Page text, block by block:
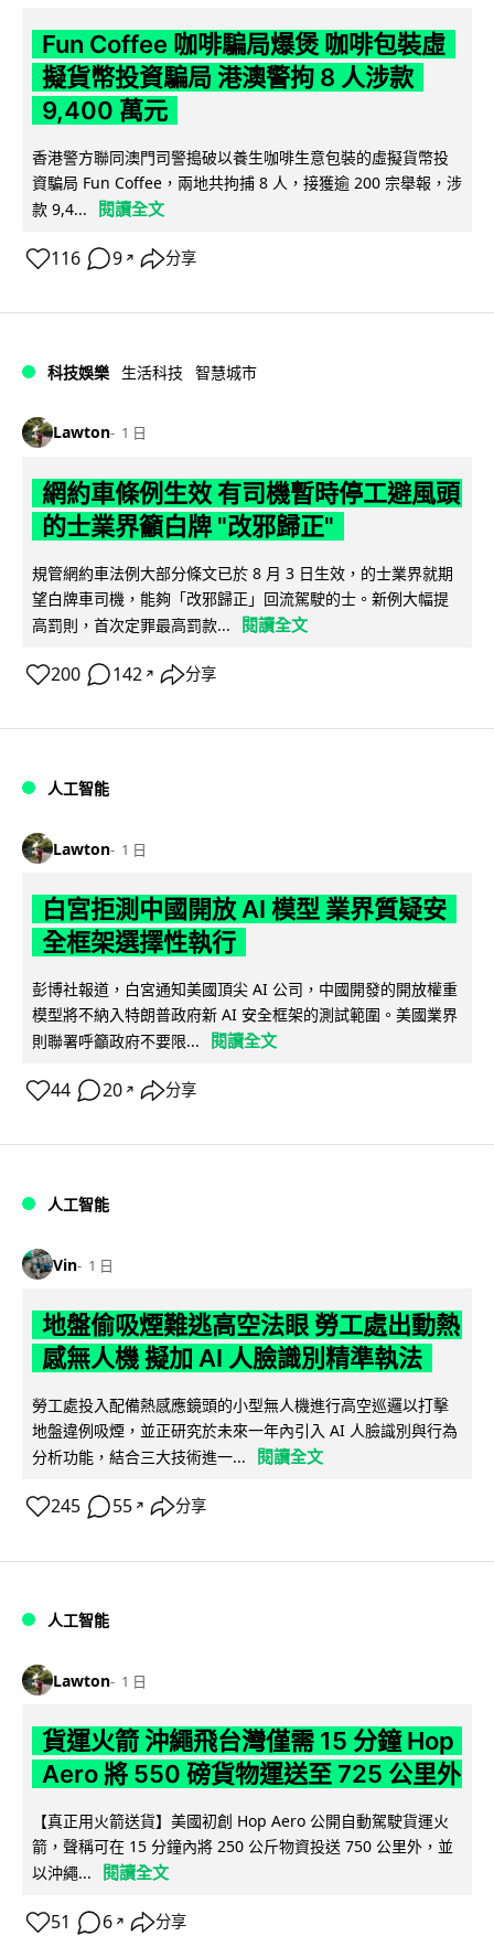
Fun Coffee 咖啡騙局爆煲 咖啡包裝虛
擬貨幣投資騙局 港澳警拘 8 人涉款
9,400 萬元
香港警方聯同澳門司警搗破以養生咖啡生意包裝的虛擬貨幣投
資騙局 Fun Coffee，兩地共拘捕 8 人，接獲逾 200 宗舉報，涉
款 9,4...
閱讀全文
116 9 ↗ 分享
科技娛樂 生活科技 智慧城市
Lawton 1 日
網約車條例生效 有司機暫時停工避風頭
的士業界籲白牌 "改邪歸正"
規管網約車法例大部分條文已於 8 月 3 日生效，的士業界就期
望白牌車司機，能夠「改邪歸正」回流駕駛的士。新例大幅提
高罰則，首次定罪最高罰款...
閱讀全文
200 142 ↗ 分享
人工智能
Lawton 1 日
白宮拒測中國開放 AI 模型 業界質疑安
全框架選擇性執行
彭博社報道，白宮通知美國頂尖 AI 公司，中國開發的開放權重
模型將不納入特朗普政府新 AI 安全框架的測試範圍。美國業界
則聯署呼籲政府不要限...
閱讀全文
44 20 ↗ 分享
人工智能
Vin 1 日
地盤偷吸煙難逃高空法眼 勞工處出動熱
感無人機 擬加 AI 人臉識別精準執法
勞工處投入配備熱感應鏡頭的小型無人機進行高空巡邏以打擊
地盤違例吸煙，並正研究於未來一年內引入 AI 人臉識別與行為
分析功能，結合三大技術進一...
閱讀全文
245 55 ↗ 分享
人工智能
Lawton 1 日
貨運火箭 沖繩飛台灣僅需 15 分鐘 Hop
Aero 將 550 磅貨物運送至 725 公里外
【真正用火箭送貨】美國初創 Hop Aero 公開自動駕駛貨運火
箭，聲稱可在 15 分鐘內將 250 公斤物資投送 750 公里外，並
以沖繩...
閱讀全文
51 6 ↗ 分享